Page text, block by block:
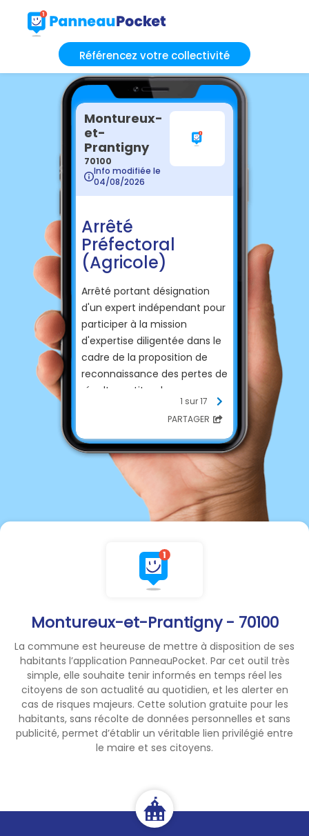
Référencez votre collectivité
Montureux-et-Prantigny - 70100
La commune est heureuse de mettre à disposition de ses
habitants l’application PanneauPocket. Par cet outil très
simple, elle souhaite tenir informés en temps réel les
citoyens de son actualité au quotidien, et les alerter en
cas de risques majeurs. Cette solution gratuite pour les
habitants, sans récolte de données personnelles et sans
publicité, permet d’établir un véritable lien privilégié entre
le maire et ses citoyens.
Montureux-
et-
Prantigny
70100
Info modifiée le
04/08/2026
Arrêté
Préfectoral
(Agricole)
Arrêté portant désignation
d'un expert indépendant pour
participer à la mission
d'expertise diligentée dans le
cadre de la proposition de
reconnaissance des pertes de
récolte au titre de
l'indemnisation fondée sur la
solidarité nationale.
1 sur 17
PARTAGER